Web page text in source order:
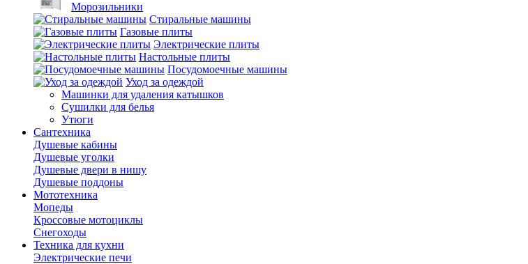
Морозильники
Стиральные машины
Газовые плиты
Электрические плиты
Настольные плиты
Посудомоечные машины
Уход за одеждой
Машинки для удаления катышков
Сушилки для белья
Утюги
Сантехника
Душевые кабины
Душевые уголки
Душевые двери в нишу
Душевые поддоны
Мототехника
Мопеды
Кроссовые мотоциклы
Снегоходы
Техника для кухни
Электрические печи